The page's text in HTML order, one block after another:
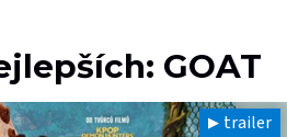
GOAT
trailer